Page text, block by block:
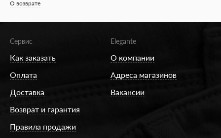
О возврате
Сервис
Как заказать
Оплата
Доставка
Возврат и гарантия
Правила продажи
Elegante
О компании
Адреса магазинов
Вакансии